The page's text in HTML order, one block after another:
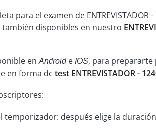
el examen de ENTREVISTADOR -
disponibles en nuestro
enAndroide IOS, para prepararte
en forma detest ENTREVISTADOR -
temporizador: después elige la